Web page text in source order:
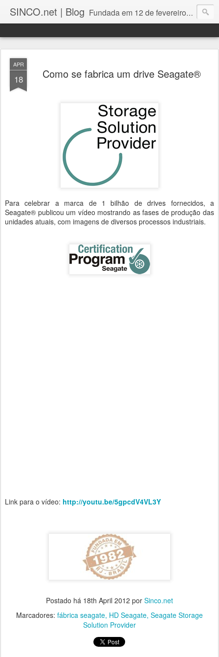
SINCO.net | Blog Fundada em 12 de fevereiro de 1982. Fabricante brasileira de servidores e workstations. Certificações: Intel Technology Provider Platinum, Seagate Storage Solution Provider, Kingston Premium Reseller, Nilko Design Partner.
APR
18 Como se fabrica um drive Seagate®
Para celebrar a marca de 1 bilhão de drives fornecidos, a
Seagate® publicou um vídeo mostrando as fases de produção das
unidades atuais, com imagens de diversos processos industriais.
Link para o vídeo: http://youtu.be/5gpcdV4VL3Y
Postado há 18th April 2012 por Sinco.net
Marcadores: fábrica seagate HD Seagate Seagate Storage
Solution Provider